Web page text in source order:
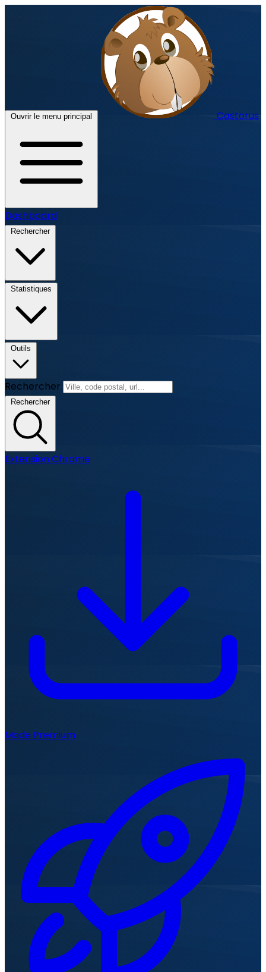
Ouvrir le menu principal Castorus
Dashboard
Rechercher
Statistiques
Outils
Rechercher
Rechercher
Extension Chrome
Mode Premium